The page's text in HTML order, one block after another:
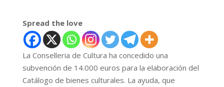
Spread the love
La Conselleria de Cultura ha concedido una
subvención de 14.000 euros para la elaboración del
Catálogo de bienes culturales. La ayuda, que